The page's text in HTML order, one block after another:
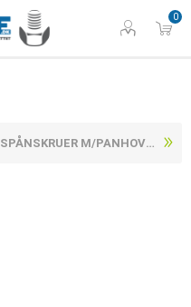
0
SPÅNSKRUER M/PANHOVEDET TORX ELFORZINKET STÅL CE/EN 14592 5X70-T25 (200 STK)